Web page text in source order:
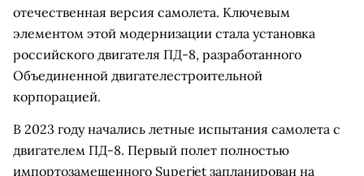
отечественная версия самолета. Ключевым
элементом этой модернизации стала установка
российского двигателя ПД-8, разработанного
Объединенной двигателестроительной
корпорацией.
В 2023 году начались летные испытания самолета с
двигателем ПД-8. Первый полет полностью
импортозамещенного Superjet запланирован на